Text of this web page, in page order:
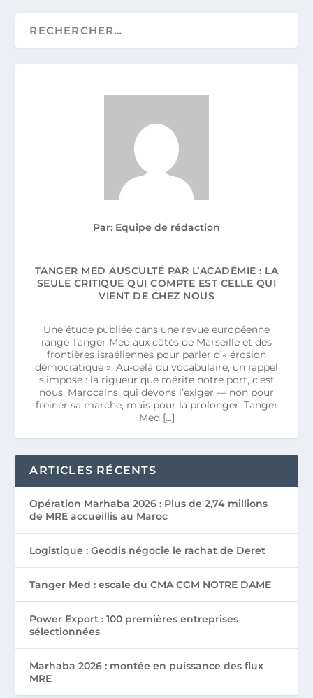
Par: Equipe de rédaction
TANGER MED AUSCULTÉ PAR L’ACADÉMIE : LA
SEULE CRITIQUE QUI COMPTE EST CELLE QUI
VIENT DE CHEZ NOUS
Une étude publiée dans une revue européenne
range Tanger Med aux côtés de Marseille et des
frontières israéliennes pour parler d’« érosion
démocratique ». Au-delà du vocabulaire, un rappel
s’impose : la rigueur que mérite notre port, c’est
nous, Marocains, qui devons l’exiger — non pour
freiner sa marche, mais pour la prolonger. Tanger
Med […]
ARTICLES RÉCENTS
Opération Marhaba 2026 : Plus de 2,74 millions
de MRE accueillis au Maroc
Logistique : Geodis négocie le rachat de Deret
Tanger Med : escale du CMA CGM NOTRE DAME
Power Export : 100 premières entreprises
sélectionnées
Marhaba 2026 : montée en puissance des flux
MRE